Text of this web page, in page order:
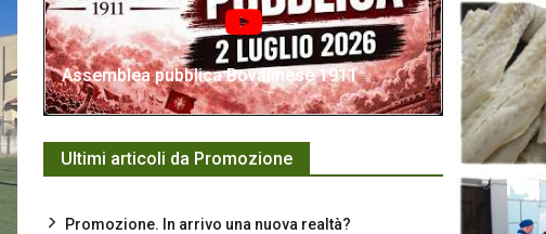
Assemblea pubblica Bovalinese 1911
Ultimi articoli da Promozione
Promozione. In arrivo una nuova realtà?